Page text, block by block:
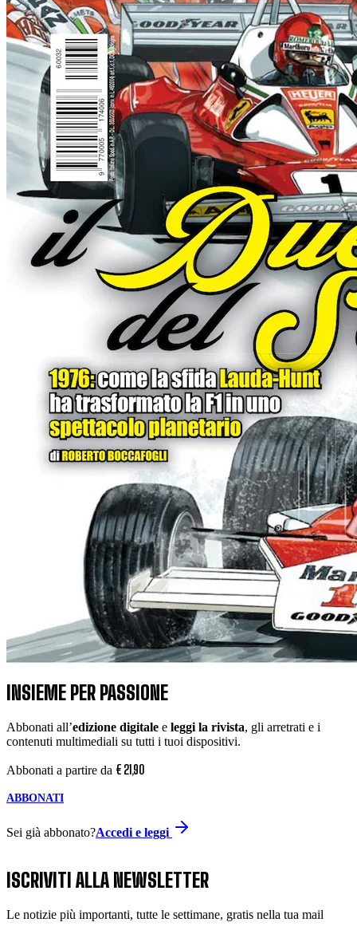
INSIEME PER PASSIONE
Abbonati all’edizione digitale e leggi la rivista, gli arretrati e i
contenuti multimediali su tutti i tuoi dispositivi.
Abbonati a partire da € 21,90
ABBONATI
Sei già abbonato?Accedi e leggi
ISCRIVITI ALLA NEWSLETTER
Le notizie più importanti, tutte le settimane, gratis nella tua mail